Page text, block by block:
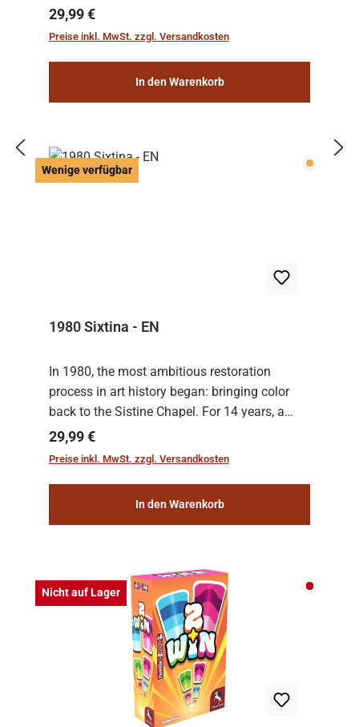
Regulärer Preis:
29,99 €
Preise inkl. MwSt. zzgl. Versandkosten
In den Warenkorb
Wenige verfügbar Wenige
1980 Sixtina - EN
In 1980, the most ambitious restoration
process in art history began: bringing color
back to the Sistine Chapel. For 14 years, a
team of experts from the Vatican undertook
the meticulous job of cleaning and
Regulärer Preis:
29,99 €
Preise inkl. MwSt. zzgl. Versandkosten
In den Warenkorb
Nicht auf Lager Nicht